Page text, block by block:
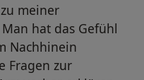
meiner
hat das Gefühl
Nachhinein
Fragen zur